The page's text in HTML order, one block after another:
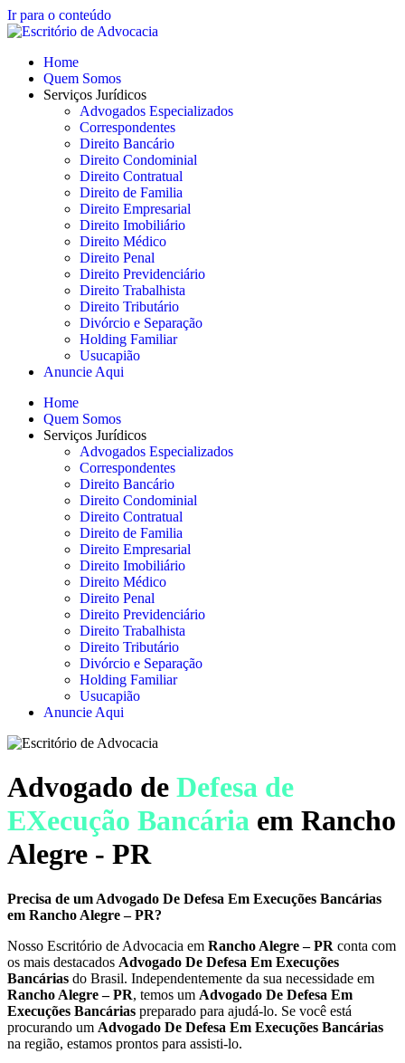
Ir para o conteúdo
Home
Quem Somos
Serviços Jurídicos
Advogados Especializados
Correspondentes
Direito Bancário
Direito Condominial
Direito Contratual
Direito de Familia
Direito Empresarial
Direito Imobiliário
Direito Médico
Direito Penal
Direito Previdenciário
Direito Trabalhista
Direito Tributário
Divórcio e Separação
Holding Familiar
Usucapião
Anuncie Aqui
Home
Quem Somos
Serviços Jurídicos
Advogados Especializados
Correspondentes
Direito Bancário
Direito Condominial
Direito Contratual
Direito de Familia
Direito Empresarial
Direito Imobiliário
Direito Médico
Direito Penal
Direito Previdenciário
Direito Trabalhista
Direito Tributário
Divórcio e Separação
Holding Familiar
Usucapião
Anuncie Aqui
Advogado de Defesa de
EXecução Bancária em Rancho
Alegre - PR
Precisa de um Advogado De Defesa Em Execuções Bancárias
em Rancho Alegre – PR?
Nosso Escritório de Advocacia em Rancho Alegre – PR conta com
os mais destacados Advogado De Defesa Em Execuções
Bancárias do Brasil. Independentemente da sua necessidade em
Rancho Alegre – PR, temos um Advogado De Defesa Em
Execuções Bancárias preparado para ajudá-lo. Se você está
procurando um Advogado De Defesa Em Execuções Bancárias
na região, estamos prontos para assisti-lo.